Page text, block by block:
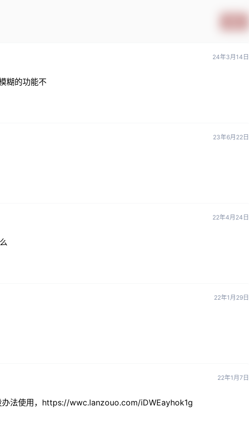
24年3月14日
糊的功能不
23年6月22日
22年4月24日
22年1月29日
22年1月7日
办法使用，https://wwc.lanzouo.com/iDWEayhok1g